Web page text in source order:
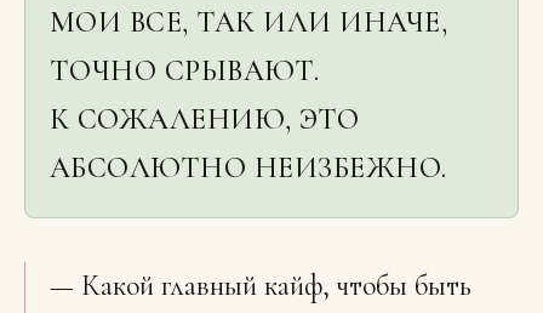
МОИ ВСЕ, ТАК ИЛИ ИНАЧЕ,
ТОЧНО СРЫВАЮТ.
К СОЖАЛЕНИЮ, ЭТО
АБСОЛЮТНО НЕИЗБЕЖНО.
— Какой главный кайф, чтобы быть